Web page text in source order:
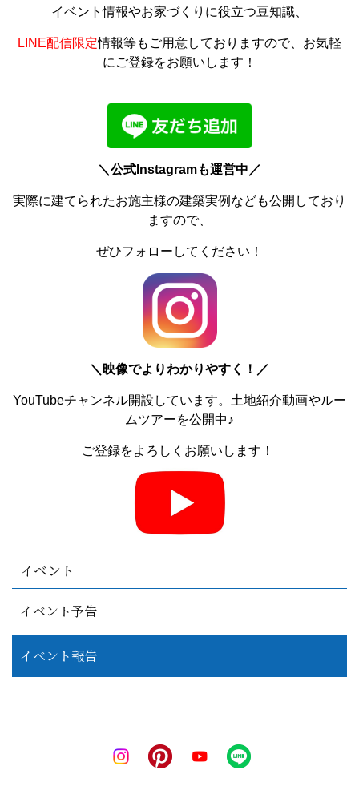
イベント情報やお家づくりに役立つ豆知識、
LINE配信限定情報等もご用意しておりますので、お気軽
にご登録をお願いします！
＼公式Instagramも運営中／
実際に建てられたお施主様の建築実例なども公開しており
ますので、
ぜひフォローしてください！
＼ 映像でよりわかりやすく！／
YouTubeチャンネル開設しています。土地紹介動画やルー
ムツアーを公開中♪
ご登録をよろしくお願いします！
イベント
イベント予告
イベント報告